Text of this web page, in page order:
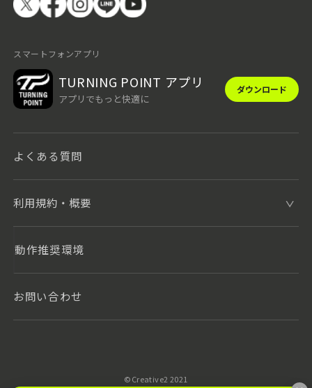
スマートフォンアプリ
TURNING POINT アプリ
アプリでもっと快適に
ダウンロード
よくある質問
利用規約・概要
動作推奨環境
お問い合わせ
©️Creative2 2021